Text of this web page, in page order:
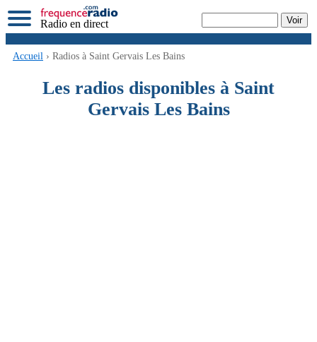
Radio en direct
Accueil › Radios à Saint Gervais Les Bains
Les radios disponibles à Saint
Gervais Les Bains